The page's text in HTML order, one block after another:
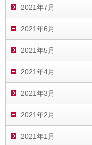
2021年7月
2021年6月
2021年5月
2021年4月
2021年3月
2021年2月
2021年1月